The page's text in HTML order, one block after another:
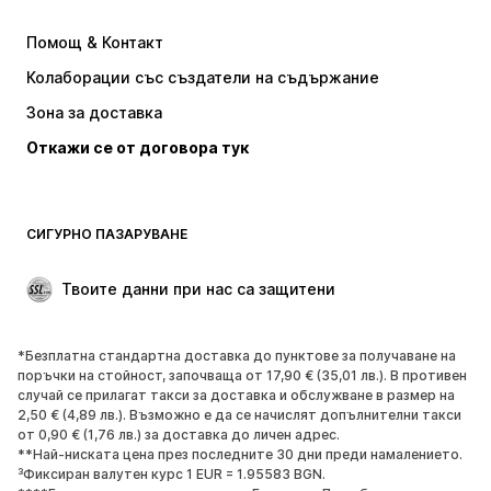
new balance
Помощ & Контакт
Колаборации със създатели на съдържание
Зона за доставка
Откажи се от договора тук
СИГУРНО ПАЗАРУВАНЕ
Твоите данни при нас са защитени
*Безплатна стандартна доставка до пунктове за получаване на
поръчки на стойност, започваща от 17,90 € (35,01 лв.). В противен
случай се прилагат такси за доставка и обслужване в размер на
2,50 € (4,89 лв.). Възможно е да се начислят допълнителни такси
от 0,90 € (1,76 лв.) за доставка до личен адрес.
**Най-ниската цена през последните 30 дни преди намалението.
³Фиксиран валутен курс 1 EUR = 1.95583 BGN.